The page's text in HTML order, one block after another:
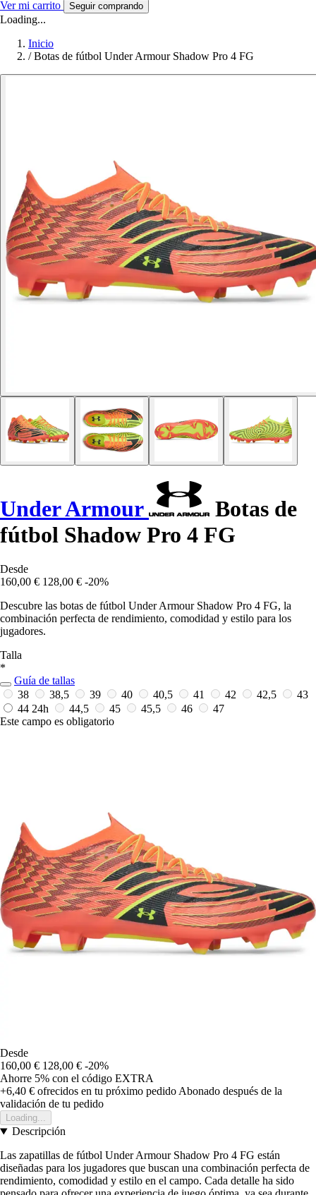
Ver mi carrito Seguir comprando
Loading...
Inicio
/ Botas de fútbol Under Armour Shadow Pro 4 FG
Under Armour
Botas de
fútbol Shadow Pro 4 FG
Desde
160,00 € 128,00 € -20%
Descubre las botas de fútbol Under Armour Shadow Pro 4 FG, la
combinación perfecta de rendimiento, comodidad y estilo para los
jugadores.
Talla
*
Guía de tallas
38
38,5 39 40 40,5 41 42 42,5
43
44 24h 44,5 45 45,5 46
47
Este campo es obligatorio
Desde
160,00 € 128,00 € -20%
Ahorre 5% con el código EXTRA
+6,40 € ofrecidos en tu próximo pedido Abonado después de la
validación de tu pedido
Loading...
Descripción
Las zapatillas de fútbol Under Armour Shadow Pro 4 FG están
diseñadas para los jugadores que buscan una combinación perfecta de
rendimiento, comodidad y estilo en el campo. Cada detalle ha sido